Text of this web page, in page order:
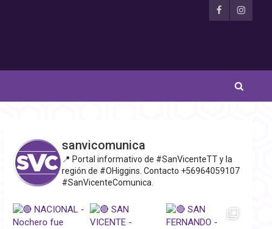
sanvicomunica
📍 Portal informativo de #SanVicenteTT y la
región de #OHiggins. Contacto +56964059107
#SanVicenteComunica.